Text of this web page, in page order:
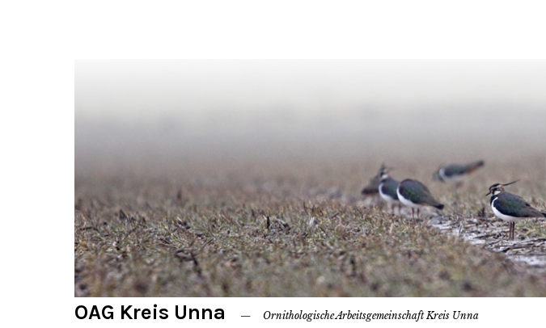
OAG Kreis Unna Ornithologische Arbeitsgemeinschaft Kreis Unna